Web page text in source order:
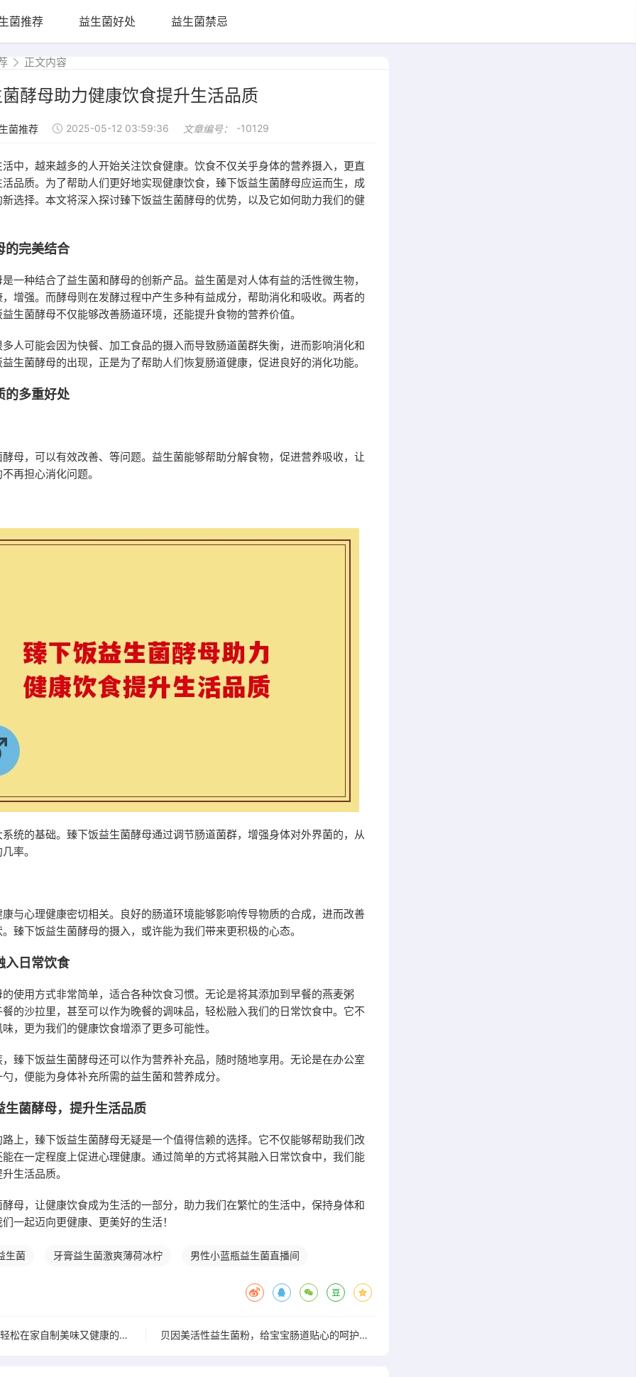
菌推荐 益生菌好处 益生菌禁忌
正文内容
酵母助力健康饮食提升生活品质
菌推荐 2025-05-12 03:59:36 文章编号： -10129
中，越来越多的人开始关注饮食健康。饮食不仅关乎身体的营养摄入，更直
品质。为了帮助人们更好地实现健康饮食，臻下饭益生菌酵母应运而生，成
选择。本文将深入探讨臻下饭益生菌酵母的优势，以及它如何助力我们的健
的完美结合
一种结合了益生菌和酵母的创新产品。益生菌是对人体有益的活性微生物，
增强。而酵母则在发酵过程中产生多种有益成分，帮助消化和吸收。两者的
生菌酵母不仅能够改善肠道环境，还能提升食物的营养价值。
人可能会因为快餐、加工食品的摄入而导致肠道菌群失衡，进而影响消化和
生菌酵母的出现，正是为了帮助人们恢复肠道健康，促进良好的消化功能。
的多重好处
母，可以有效改善、等问题。益生菌能够帮助分解食物，促进营养吸收，让
再担心消化问题。
统的基础。臻下饭益生菌酵母通过调节肠道菌群，增强身体对外界菌的，从
率。
与心理健康密切相关。良好的肠道环境能够影响传导物质的合成，进而改善
臻下饭益生菌酵母的摄入，或许能为我们带来更积极的心态。
入日常饮食
使用方式非常简单，适合各种饮食习惯。无论是将其添加到早餐的燕麦粥
的沙拉里，甚至可以作为晚餐的调味品，轻松融入我们的日常饮食中。它不
，更为我们的健康饮食增添了更多可能性。
臻下饭益生菌酵母还可以作为营养补充品，随时随地享用。无论是在办公室
，便能为身体补充所需的益生菌和营养成分。
生菌酵母，提升生活品质
上，臻下饭益生菌酵母无疑是一个值得信赖的选择。它不仅能够帮助我们改
在一定程度上促进心理健康。通过简单的方式将其融入日常饮食中，我们能
生活品质。
母，让健康饮食成为生活的一部分，助力我们在繁忙的生活中，保持身体和
一起迈向更健康、更美好的生活！
生菌 牙膏益生菌激爽薄荷冰柠 男性小蓝瓶益生菌直播间
神奇益生菌粉 让你轻松在家自制美味又健康的酸奶 贝因美活性益生菌粉，给宝宝肠道贴心的呵护，家长必看